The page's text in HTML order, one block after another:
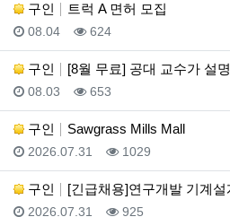
구인
트럭 A 면허 모집
등록일
08.04 조회
624
구인 [8월 무료] 공대 교수가 설
등록일
08.03 조회
653
구인 Sawgrass Mills Mall
등록일
2026.07.31 조회
1029
구인 [긴급채용]연구개발 기계
등록일
2026.07.31 조회
925